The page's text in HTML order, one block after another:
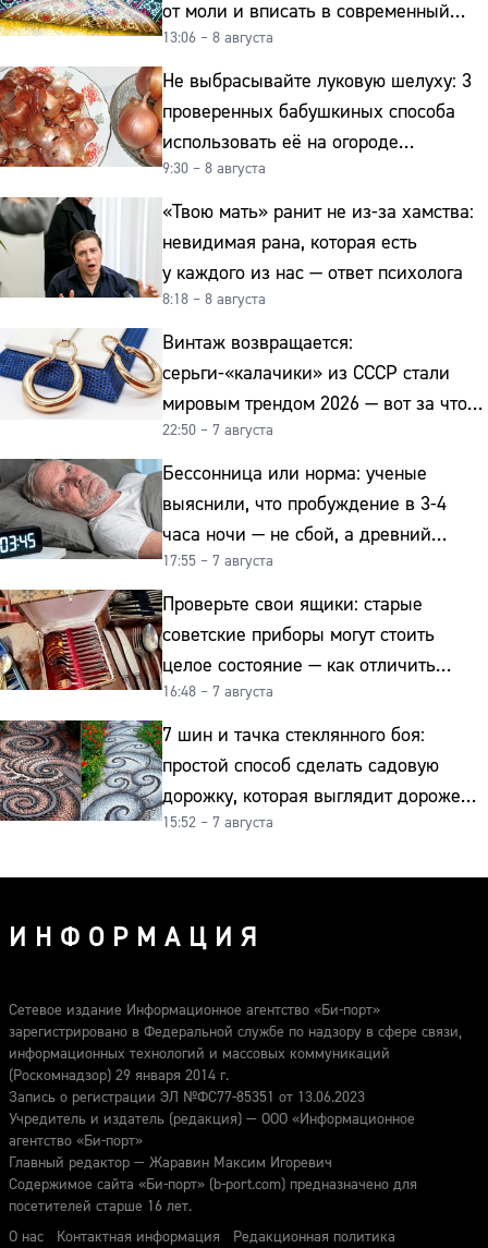
от моли и вписать в современный
интерьер
13:06 – 8 августа
Не выбрасывайте луковую шелуху: 3
проверенных бабушкиных способа
использовать её на огороде
и для здоровья этой зимой
9:30 – 8 августа
«Твою мать» ранит не из-за хамства:
невидимая рана, которая есть
у каждого из нас — ответ психолога
8:18 – 8 августа
Винтаж возвращается:
серьги-«калачики» из СССР стали
мировым трендом 2026 — вот за что
их ценят ювелиры
22:50 – 7 августа
Бессонница или норма: ученые
выяснили, что пробуждение в 3-4
часа ночи — не сбой, а древний
биологический ритм
17:55 – 7 августа
Проверьте свои ящики: старые
советские приборы могут стоить
целое состояние — как отличить
подделку от мельхиора
16:48 – 7 августа
7 шин и тачка стеклянного боя:
простой способ сделать садовую
дорожку, которая выглядит дороже
гранита
15:52 – 7 августа
ИНФОРМАЦИЯ
Сетевое издание Информационное агентство «Би-порт»
зарегистрировано в Федеральной службе по надзору в сфере связи,
информационных технологий и массовых коммуникаций
(Роскомнадзор) 29 января 2014 г.
Запись о регистрации ЭЛ №ФС77-85351 от 13.06.2023
Учредитель и издатель (редакция) — ООО «Информационное
агентство «Би-порт»
Главный редактор — Жаравин Максим Игоревич
Содержимое сайта «Би-порт» (b-port.com) предназначено для
посетителей старше 16 лет.
О нас
Контактная информация Редакционная политика